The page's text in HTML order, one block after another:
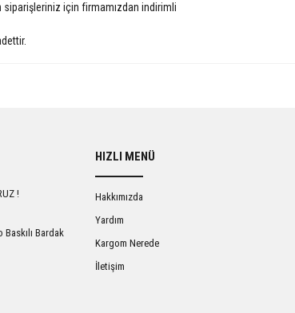
için firmamızdan indirimli
!
Bardak
HIZLI MENÜ
Hakkımızda
Yardım
Kargom Nerede
İletişim